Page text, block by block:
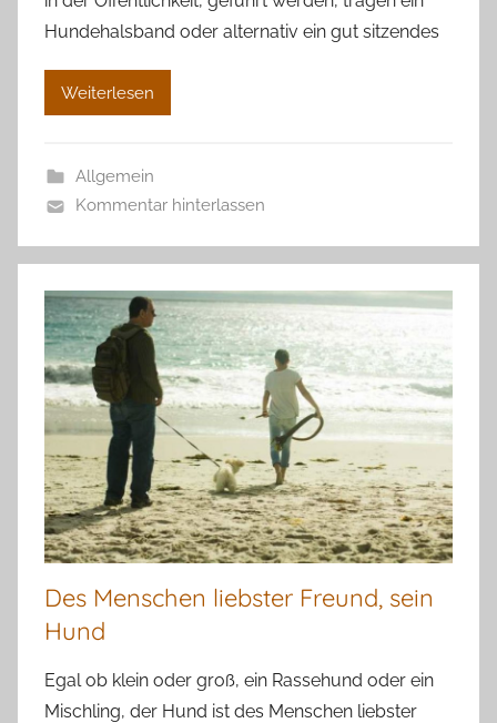
Hundehalsband oder alternativ ein gut sitzendes
Weiterlesen
Allgemein
Kommentar hinterlassen
Des Menschen liebster Freund, sein
Hund
Egal ob klein oder groß, ein Rassehund oder ein
Mischling, der Hund ist des Menschen liebster